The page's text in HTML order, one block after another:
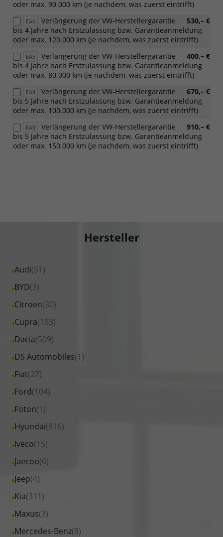
oder max. 90.000 km (je nachdem, was zuerst eintrifft)
EA6 530,– €
Verlängerung der VW-Herstellergarantie
bis 4 Jahre nach Erstzulassung bzw. Garantieanmeldung
oder max. 120.000 km (je nachdem, was zuerst eintrifft)
EA5 400,– €
Verlängerung der VW-Herstellergarantie
bis 4 Jahre nach Erstzulassung bzw. Garantieanmeldung
oder max. 80.000 km (je nachdem, was zuerst eintrifft)
EA8 670,– €
Verlängerung der VW-Herstellergarantie
bis 5 Jahre nach Erstzulassung bzw. Garantieanmeldung
oder max. 100.000 km (je nachdem, was zuerst eintrifft)
EA9 910,– €
Verlängerung der VW-Herstellergarantie
bis 5 Jahre nach Erstzulassung bzw. Garantieanmeldung
oder max. 150.000 km (je nachdem, was zuerst eintrifft)
Hersteller
Audi(51)
Alle
Fahrzeuge
Audi
anzeigen
BYD(3)
Alle
Fahrzeuge
BYD
anzeigen
Citroen(30)
Alle
Fahrzeuge
Citroen
anzeigen
Cupra(183)
Alle
Fahrzeuge
Cupra
anzeigen
Dacia(509)
Alle
Fahrzeuge
Dacia
anzeigen
DS Automobiles(1)
Alle
Fahrzeuge
DS
Automobiles
anzeigen
Fiat(27)
Alle
Fahrzeuge
Fiat
anzeigen
Ford(104)
Alle
Fahrzeuge
Ford
anzeigen
Foton(1)
Alle
Fahrzeuge
Foton
anzeigen
Hyundai(816)
Alle
Fahrzeuge
Hyundai
anzeigen
Iveco(15)
Alle
Fahrzeuge
Iveco
anzeigen
Jaecoo(6)
Alle
Fahrzeuge
Jaecoo
anzeigen
Jeep(4)
Alle
Fahrzeuge
Jeep
anzeigen
Kia(311)
Alle
Fahrzeuge
Maxus(3)
Alle
Fahrzeuge
Mercedes-Benz(8)
Alle